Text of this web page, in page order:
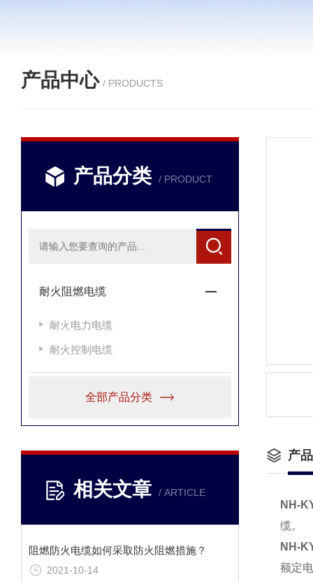
产品中心 / PRODUCTS
产品分类 / PRODUCT
耐火阻燃电缆
耐火电力电缆
耐火控制电缆
全部产品分类
相关文章 / ARTICLE
阻燃防火电缆如何采取防火阻燃措施？
2021-10-14
产
NH-
缆。
NH-
额定